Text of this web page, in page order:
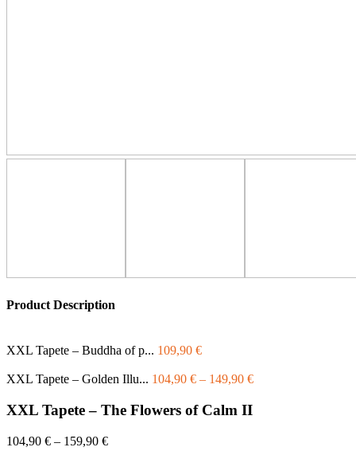
Product Description
XXL Tapete – Buddha of p... 109,90 €
XXL Tapete – Golden Illu... 104,90 € – 149,90 €
XXL Tapete – The Flowers of Calm II
104,90 € – 159,90 €